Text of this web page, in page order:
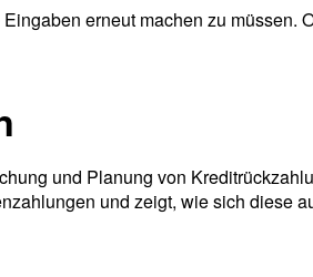
erneut machen zu müssen.
und Planung von
und zeigt, wie sich diese